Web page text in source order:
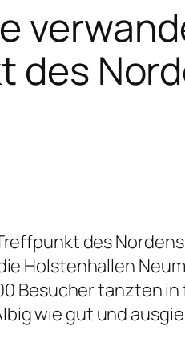
des
des Nordens
Holstenhallen
Besucher tanzten
wie gut und